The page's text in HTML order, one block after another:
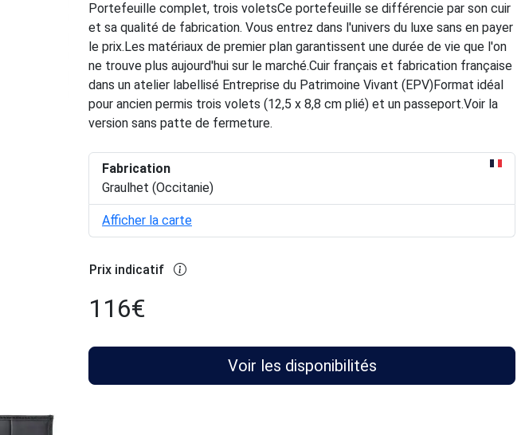
Portefeuille complet, trois voletsCe portefeuille se différencie par son cuir
et sa qualité de fabrication. Vous entrez dans l'univers du luxe sans en payer
le prix.Les matériaux de premier plan garantissent une durée de vie que l'on
ne trouve plus aujourd'hui sur le marché.Cuir français et fabrication française
dans un atelier labellisé Entreprise du Patrimoine Vivant (EPV)Format idéal
pour ancien permis trois volets (12,5 x 8,8 cm plié) et un passeport.Voir la
version sans patte de fermeture.
Fabrication
Graulhet (Occitanie)
Afficher la carte
Prix indicatif
116€
Voir les disponibilités